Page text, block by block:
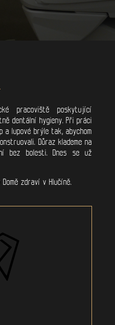
pracoviště poskytující
dentální hygieny. Při práci
a lupové brýle tak, abychom
Důraz klademe na
bez bolesti. Dnes se už
zdraví v Hlučíně.